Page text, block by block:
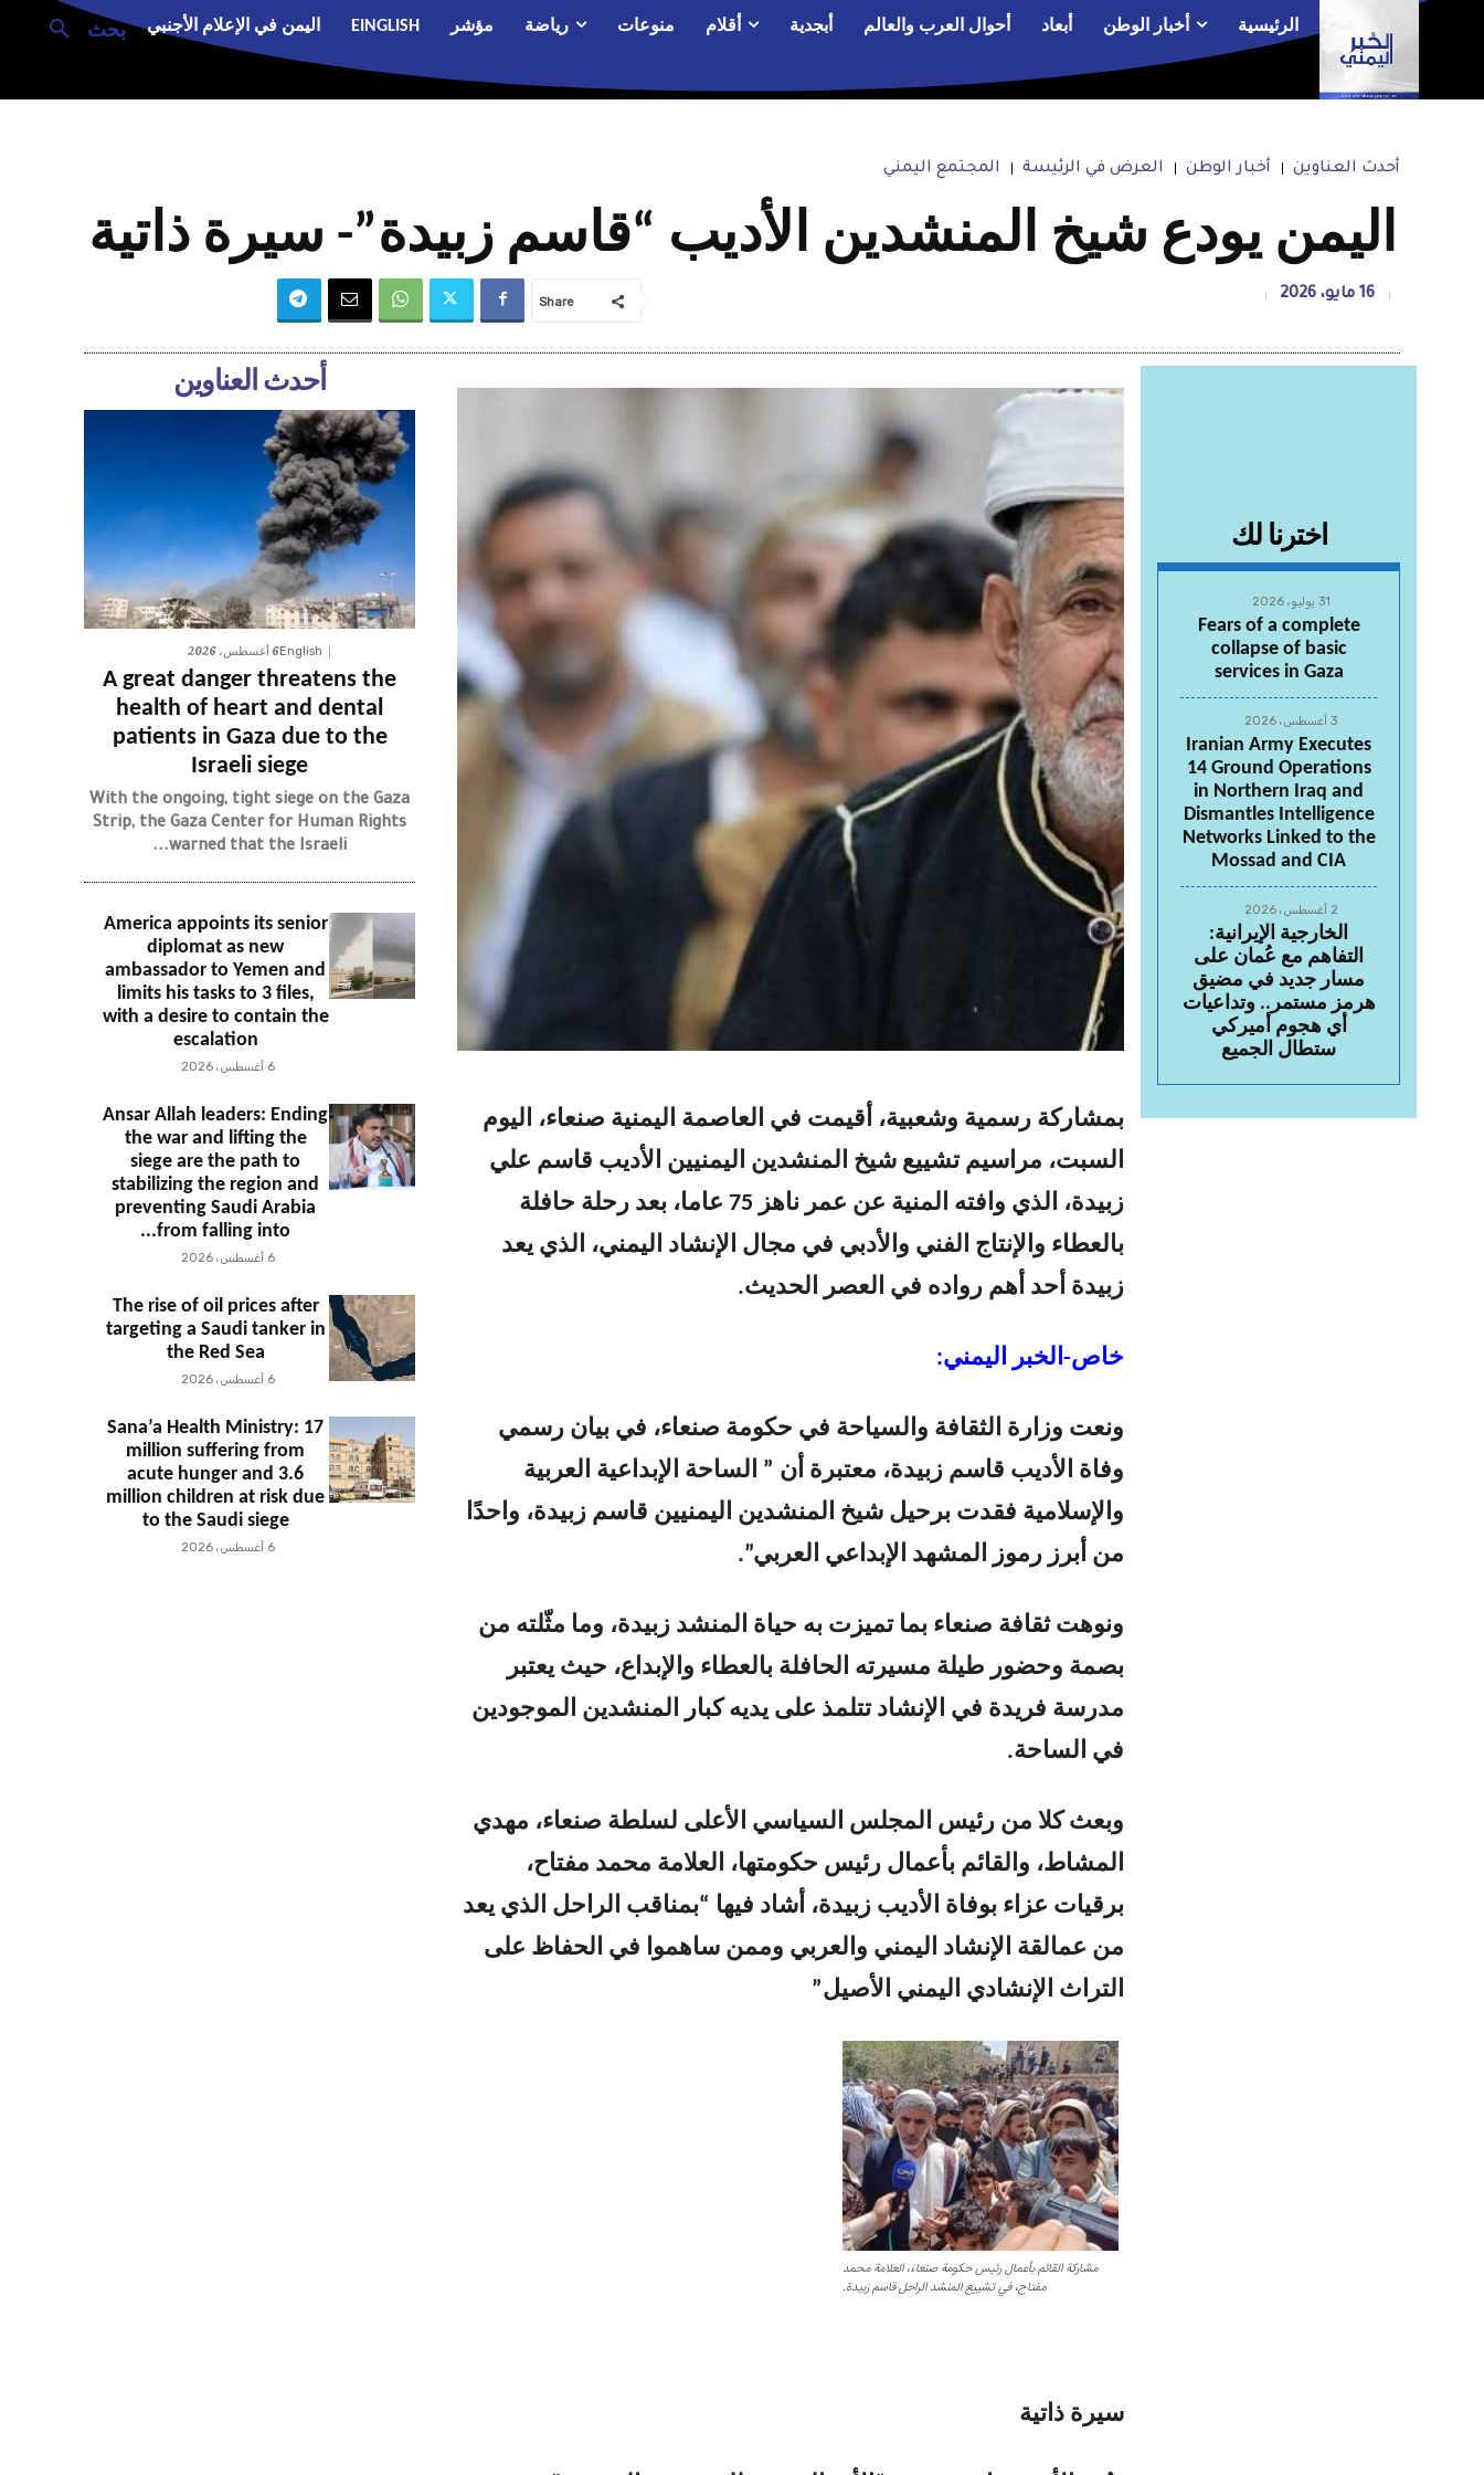
بحث الرئيسية أخبار الوطن أبعاد أحوال العرب والعالم أبجدية أقلام منوعات رياضة مؤشر EINGLISH اليمن في الإعلام الأجنبي
أحدث العناوين أخبار الوطن العرض في الرئيسة المجتمع اليمني
اليمن يودع شيخ المنشدين الأديب “قاسم زبيدة”- سيرة ذاتية
16 مايو، 2026 Share
اخترنا لك
31 يوليو، 2026
Fears of a complete
collapse of basic
services in Gaza
3 أغسطس، 2026
Iranian Army Executes
14 Ground Operations
in Northern Iraq and
Dismantles Intelligence
Networks Linked to the
Mossad and CIA
2 أغسطس، 2026
الخارجية الإيرانية:
التفاهم مع عُمان على
مسار جديد في مضيق
هرمز مستمر.. وتداعيات
أي هجوم أميركي
ستطال الجميع
بمشاركة رسمية وشعبية، أقيمت في العاصمة اليمنية صنعاء، اليوم
السبت، مراسيم تشييع شيخ المنشدين اليمنيين الأديب قاسم علي
زبيدة، الذي وافته المنية عن عمر ناهز 75 عاما، بعد رحلة حافلة
بالعطاء والإنتاج الفني والأدبي في مجال الإنشاد اليمني، الذي يعد
زبيدة أحد أهم رواده في العصر الحديث.
خاص-الخبر اليمني:
ونعت وزارة الثقافة والسياحة في حكومة صنعاء، في بيان رسمي
وفاة الأديب قاسم زبيدة، معتبرة أن ” الساحة الإبداعية العربية
والإسلامية فقدت برحيل شيخ المنشدين اليمنيين قاسم زبيدة، واحدًا
من أبرز رموز المشهد الإبداعي العربي”.
ونوهت ثقافة صنعاء بما تميزت به حياة المنشد زبيدة، وما مثّلته من
بصمة وحضور طيلة مسيرته الحافلة بالعطاء والإبداع، حيث يعتبر
مدرسة فريدة في الإنشاد تتلمذ على يديه كبار المنشدين الموجودين
في الساحة.
وبعث كلا من رئيس المجلس السياسي الأعلى لسلطة صنعاء، مهدي
المشاط، والقائم بأعمال رئيس حكومتها، العلامة محمد مفتاح،
برقيات عزاء بوفاة الأديب زبيدة، أشاد فيها “بمناقب الراحل الذي يعد
من عمالقة الإنشاد اليمني والعربي وممن ساهموا في الحفاظ على
التراث الإنشادي اليمني الأصيل”
مشاركة القائم بأعمال رئيس حكومة صنعاء، العلامة محمد
مفتاح، في تشييع المنشد الراحل قاسم زبيدة.
سيرة ذاتية
أحدث العناوين
English6 أغسطس، 2026
A great danger threatens the
health of heart and dental
patients in Gaza due to the
Israeli siege
With the ongoing, tight siege on the Gaza
Strip, the Gaza Center for Human Rights
warned that the Israeli...
America appoints its senior
diplomat as new
ambassador to Yemen and
limits his tasks to 3 files,
with a desire to contain the
escalation
6 أغسطس، 2026
Ansar Allah leaders: Ending
the war and lifting the
siege are the path to
stabilizing the region and
preventing Saudi Arabia
from falling into...
6 أغسطس، 2026
The rise of oil prices after
targeting a Saudi tanker in
the Red Sea
6 أغسطس، 2026
Sana’a Health Ministry: 17
million suffering from
acute hunger and 3.6
million children at risk due
to the Saudi siege
6 أغسطس، 2026